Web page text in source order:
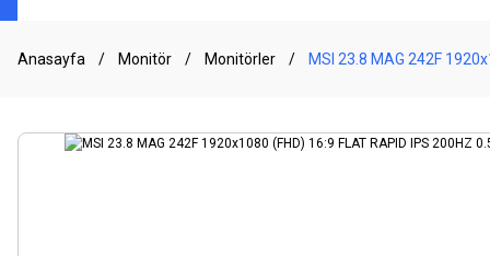
Anasayfa Monitör Monitörler MSI 23.8 MAG 242F